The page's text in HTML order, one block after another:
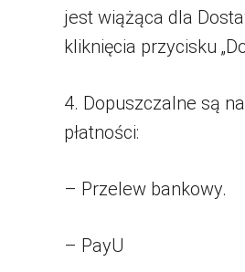
jest wiążąca dla
kliknięcia przycisku
4. Dopuszczalne są
płatności:
– Przelew bankowy.
– PayU